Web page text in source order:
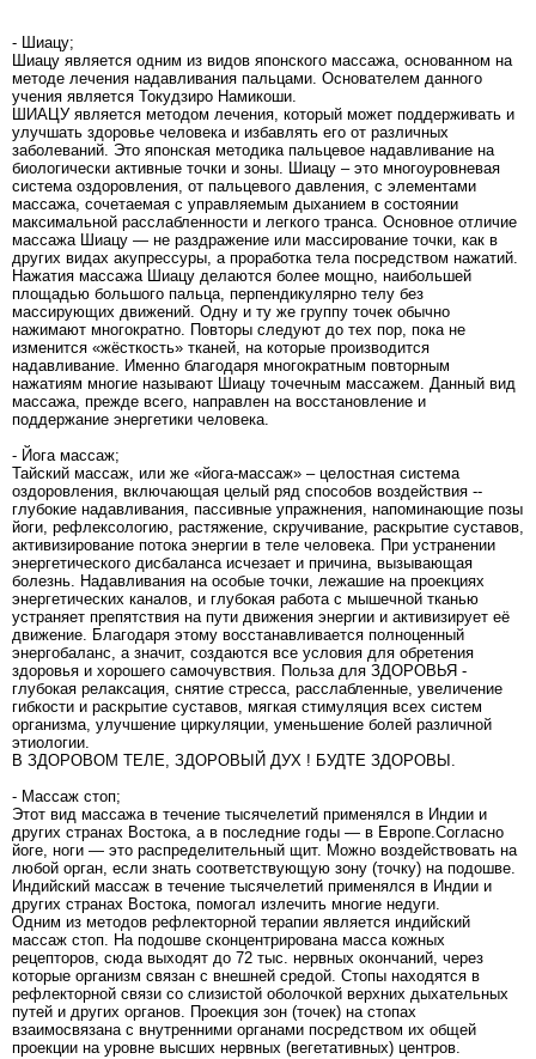
- Шиацу;
Шиацу является одним из видов японского массажа, основанном на
методе лечения надавливания пальцами. Основателем данного
учения является Токудзиро Намикоши.
ШИАЦУ является методом лечения, который может поддерживать и
улучшать здоровье человека и избавлять его от различных
заболеваний. Это японская методика пальцевое надавливание на
биологически активные точки и зоны. Шиацу – это многоуровневая
система оздоровления, от пальцевого давления, с элементами
массажа, сочетаемая с управляемым дыханием в состоянии
максимальной расслабленности и легкого транса. Основное отличие
массажа Шиацу — не раздражение или массирование точки, как в
других видах акупрессуры, а проработка тела посредством нажатий.
Нажатия массажа Шиацу делаются более мощно, наибольшей
площадью большого пальца, перпендикулярно телу без
массирующих движений. Одну и ту же группу точек обычно
нажимают многократно. Повторы следуют до тех пор, пока не
изменится «жёсткость» тканей, на которые производится
надавливание. Именно благодаря многократным повторным
нажатиям многие называют Шиацу точечным массажем. Данный вид
массажа, прежде всего, направлен на восстановление и
поддержание энергетики человека.
- Йога массаж;
Тайский массаж, или же «йога-массаж» – целостная система
оздоровления, включающая целый ряд способов воздействия --
глубокие надавливания, пассивные упражнения, напоминающие позы
йоги, рефлексологию, растяжение, скручивание, раскрытие суставов,
активизирование потока энергии в теле человека. При устранении
энергетического дисбаланса исчезает и причина, вызывающая
болезнь. Надавливания на особые точки, лежашие на проекциях
энергетических каналов, и глубокая работа с мышечной тканью
устраняет препятствия на пути движения энергии и активизирует её
движение. Благодаря этому восстанавливается полноценный
энергобаланс, а значит, создаются все условия для обретения
здоровья и хорошего самочувствия. Польза для ЗДОРОВЬЯ -
глубокая релаксация, снятие стресса, расслабленные, увеличение
гибкости и раскрытие суставов, мягкая стимуляция всех систем
организма, улучшение циркуляции, уменьшение болей различной
этиологии.
В ЗДОРОВОМ ТЕЛЕ, ЗДОРОВЫЙ ДУХ ! БУДТЕ ЗДОРОВЫ.
- Массаж стоп;
Этот вид массажа в течение тысячелетий применялся в Индии и
других странах Востока, а в последние годы — в Европе.Согласно
йоге, ноги — это распределительный щит. Можно воздействовать на
любой орган, если знать соответствующую зону (точку) на подошве.
Индийский массаж в течение тысячелетий применялся в Индии и
других странах Востока, помогал излечить многие недуги.
Одним из методов рефлекторной терапии является индийский
массаж стоп. На подошве сконцентрирована масса кожных
рецепторов, сюда выходят до 72 тыс. нервных окончаний, через
которые организм связан с внешней средой. Стопы находятся в
рефлекторной связи со слизистой оболочкой верхних дыхательных
путей и других органов. Проекция зон (точек) на стопах
взаимосвязана с внутренними органами посредством их общей
проекции на уровне высших нервных (вегетативных) центров.